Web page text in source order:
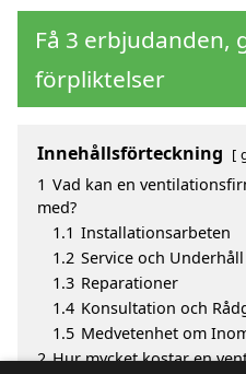
Få 3 erbjudanden,
förpliktelser
Innehållsförteckning
1 Vad kan en
med?
1.1 Installationsarbeten
1.2 Service och Underhåll
1.3 Reparationer
1.4 Konsultation och
1.5 Medvetenhet om
2 Hur mycket kostar en